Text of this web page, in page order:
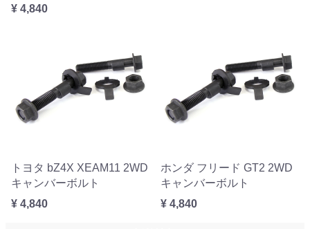
¥ 4,840
トヨタ bZ4X XEAM11 2WD
キャンバーボルト
¥ 4,840
ホンダ フリード GT2 2WD
キャンバーボルト
¥ 4,840